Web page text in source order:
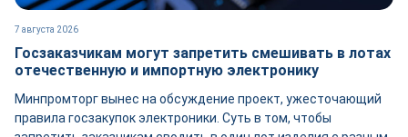
7 августа 2026
Госзаказчикам могут запретить смешивать в лотах
отечественную и импортную электронику
Минпромторг вынес на обсуждение проект, ужесточающий
правила госзакупок электроники. Суть в том, чтобы